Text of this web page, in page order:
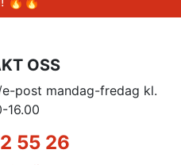
OSS
post mandag-fredag kl.
16.00
55 26